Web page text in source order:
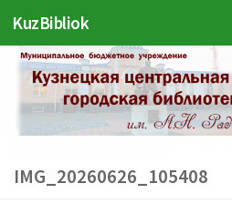
Перейти к содержимому
KuzBibliok
IMG_20260626_105408